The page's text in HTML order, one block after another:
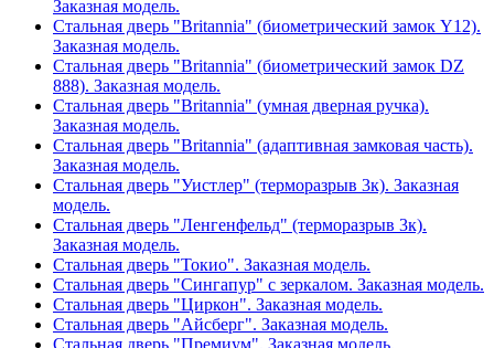
Заказная модель.
Стальная дверь "Britannia" (биометрический замок Y12).
Заказная модель.
Стальная дверь "Britannia" (биометрический замок DZ
888). Заказная модель.
Стальная дверь "Britannia" (умная дверная ручка).
Заказная модель.
Стальная дверь "Britannia" (адаптивная замковая часть).
Заказная модель.
Стальная дверь "Уистлер" (терморазрыв 3к). Заказная
модель.
Стальная дверь "Ленгенфельд" (терморазрыв 3к).
Заказная модель.
Стальная дверь "Токио". Заказная модель.
Стальная дверь "Сингапур" с зеркалом. Заказная модель.
Стальная дверь "Циркон". Заказная модель.
Стальная дверь "Айсберг". Заказная модель.
Стальная дверь "Премиум". Заказная модель.